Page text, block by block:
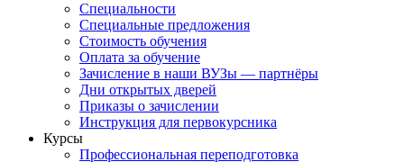
Специальности
Специальные предложения
Стоимость обучения
Оплата за обучение
Зачисление в наши ВУЗы — партнёры
Дни открытых дверей
Приказы о зачислении
Инструкция для первокурсника
Курсы
Профессиональная переподготовка